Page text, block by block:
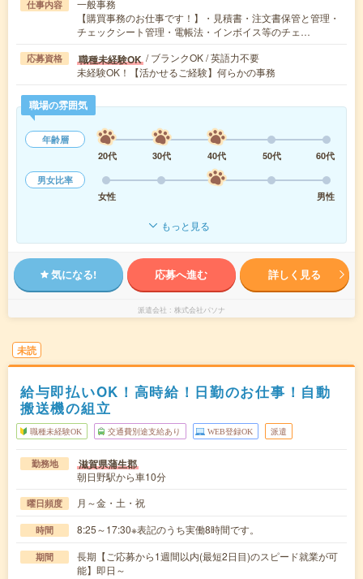
仕事内容
一般事務
【購買事務のお仕事です！】・見積書・注文書保管と管理・
チェックシート管理・電帳法・インボイス等のチェ…
応募資格 職種未経験OK / ブランクOK / 英語力不要
未経験OK！【活かせるご経験】何らかの事務
職場の雰囲気
年齢層
20代
30代 40代 50代
60代
男女比率
女性
男性
もっと見る
気になる! 応募へ進む 詳しく見る
派遣会社 株式会社パソナ
未読
給与即払いOK！高時給！日勤のお仕事！自動
搬送機の組立
職種未経験OK 交通費別途支給あり WEB登録OK 派遣
勤務地 滋賀県蒲生郡
朝日野駅から車10分
曜日頻度 月～金・土・祝
時間 8:25～17:30※表記のうち実働8時間です。
期間
長期【ご応募から1週間以内(最短2日目)のスピード就業が可
能】即日～